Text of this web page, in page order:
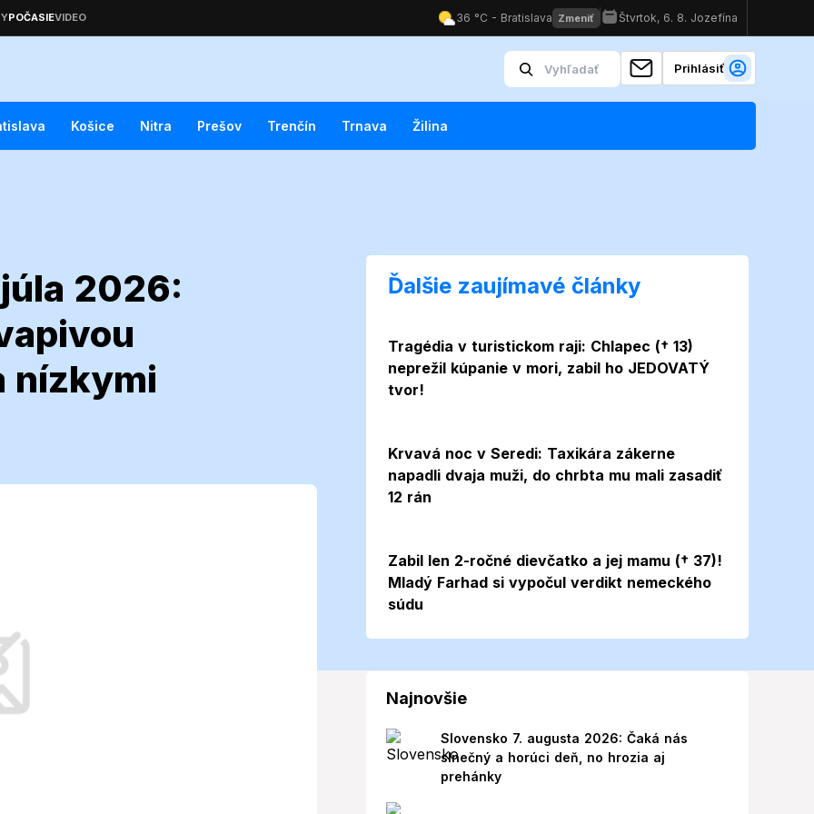
Prihlásiť
Košice Nitra Prešov Trenčín Trnava Žilina
2026:
nízkymi
8. júla
s
slnečných lúčov a možnosti
obdobie neobvykle mierne.
Ďalšie zaujímavé články
Tragédia v turistickom raji: Chlapec († 13)
neprežil kúpanie v mori, zabil ho JEDOVATÝ
tvor!
Krvavá noc v Seredi: Taxikára zákerne
napadli dvaja muži, do chrbta mu mali zasadiť
12 rán
Zabil len 2-ročné dievčatko a jej mamu († 37)!
Mladý Farhad si vypočul verdikt nemeckého
súdu
Najnovšie
Slovensko 7. augusta 2026: Čaká nás
slnečný a horúci deň, no hrozia aj
prehánky